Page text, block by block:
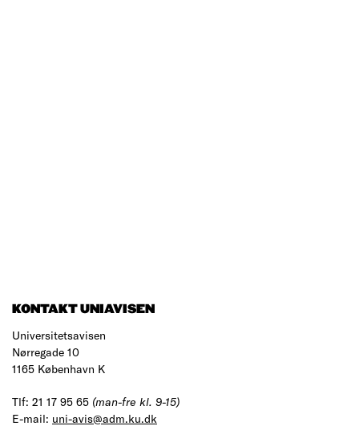
KONTAKT UNIAVISEN
Universitetsavisen
Nørregade 10
1165 København K
Tlf: 21 17 95 65 (man-fre kl. 9-15)
E-mail: uni-avis@adm.ku.dk